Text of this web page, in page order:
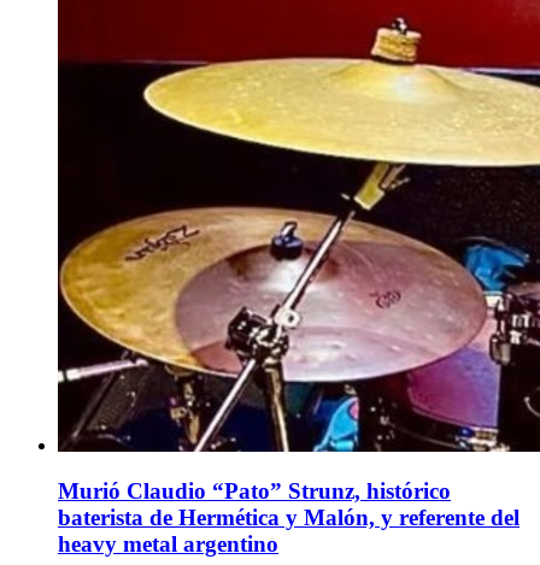
Murió Claudio “Pato” Strunz, histórico
baterista de Hermética y Malón, y referente del
heavy metal argentino